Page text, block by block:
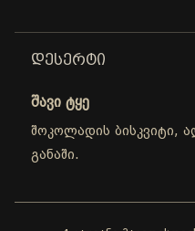
ᲓᲔᲡᲔᲠᲢᲘ
შავი ტყე
შოკოლადის ბისკვიტი,
განაში.